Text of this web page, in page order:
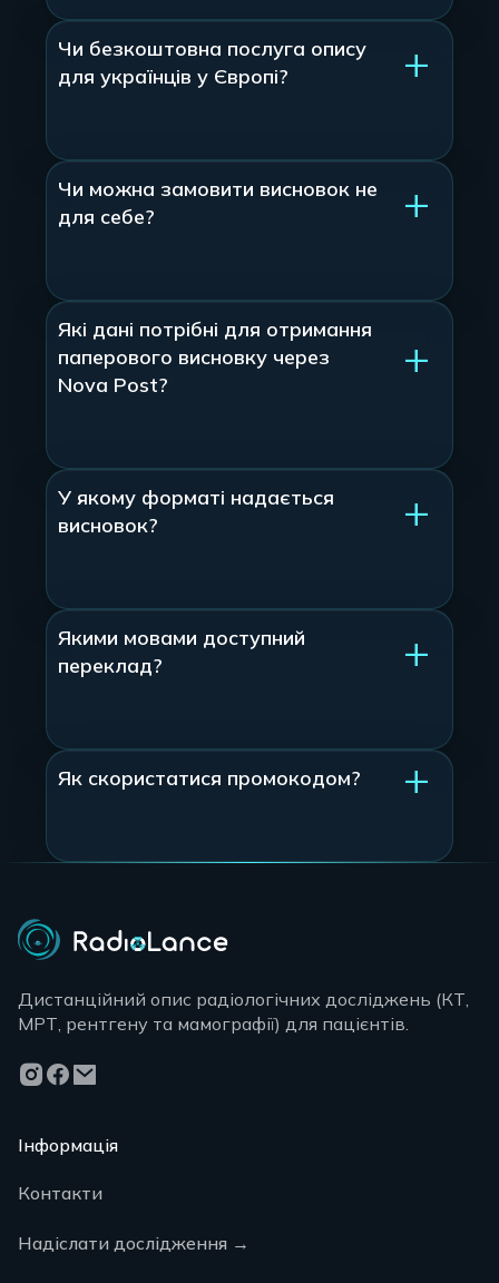
Чи безкоштовна послуга опису
для українців у Європі?
Чи можна замовити висновок не
для себе?
Які дані потрібні для отримання
паперового висновку через
Nova Post?
У якому форматі надається
висновок?
Якими мовами доступний
переклад?
Як скористатися промокодом?
Дистанційний опис радіологічних досліджень (КТ,
МРТ, рентгену та мамографії) для пацієнтів.
Інформація
Контакти
Надіслати дослідження →